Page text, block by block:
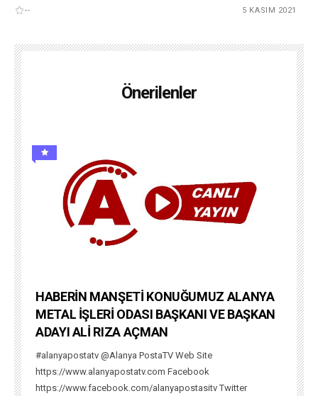
-- 5 KASIM 2021
Önerilenler
HABERİN MANŞETİ KONUĞUMUZ ALANYA
METAL İŞLERİ ODASI BAŞKANI VE BAŞKAN
ADAYI ALİ RIZA AÇMAN
#alanyapostatv @Alanya PostaTV Web Site
https://www.alanyapostatv.com Facebook
https://www.facebook.com/alanyapostasitv Twitter